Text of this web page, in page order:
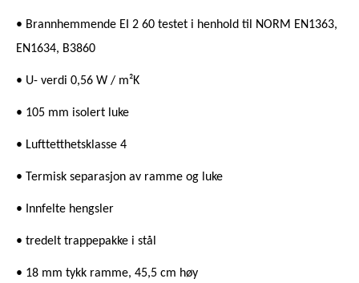
• Brannhemmende EI 2 60 testet i henhold til NORM EN1363,
EN1634, B3860
• U- verdi 0,56 W / m²K
• 105 mm isolert luke
• Lufttetthetsklasse 4
• Termisk separasjon av ramme og luke
• Innfelte hengsler
• tredelt trappepakke i stål
• 18 mm tykk ramme, 45,5 cm høy